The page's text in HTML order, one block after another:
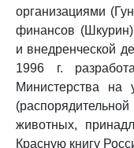
организациями
финансов
и внедренческой
1996 г.
Министерства на
животных,
Красную книгу